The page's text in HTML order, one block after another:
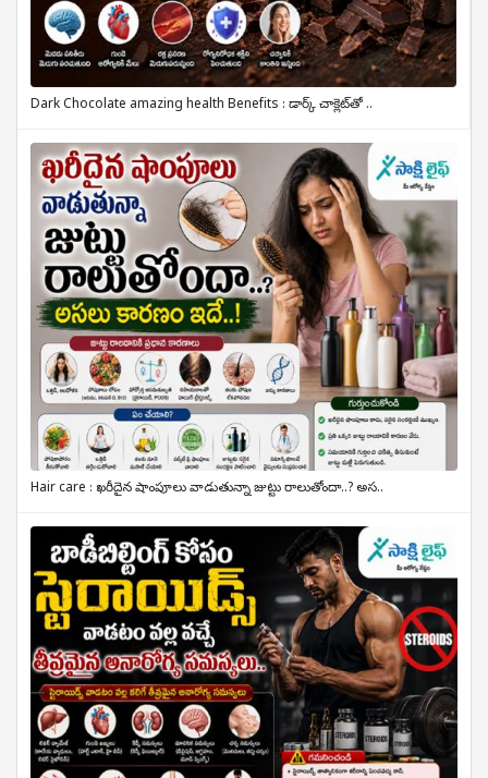
Dark Chocolate amazing health Benefits : డార్క్ చాక్లెట్‌తో ..
Hair care : ఖరీదైన షాంపూలు వాడుతున్నా జుట్టు రాలుతోందా..? అస..